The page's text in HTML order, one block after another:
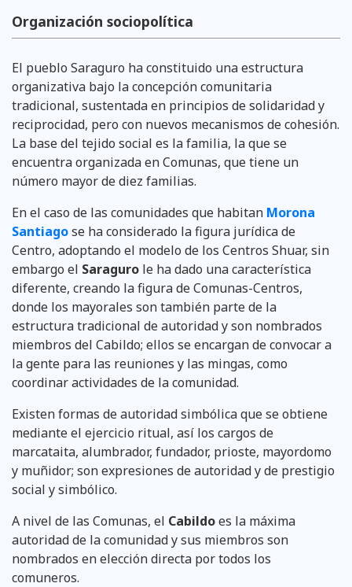
Organización sociopolítica
El pueblo Saraguro ha constituido una estructura
organizativa bajo la con­cepción comunitaria
tradicional, sustentada en principios de solidaridad y
reciprocidad, pero con nuevos mecanismos de cohesión.
La base del teji­do social es la familia, la que se
encuentra organizada en Comunas, que tiene un
número mayor de diez familias.
En el caso de las comunidades que habitan Morona
Santiagose ha consi­derado la figura jurídica de
Centro, adoptando el modelo de los Centros Shuar, sin
embargo el Saraguro le ha dado una característica
diferente, creando la figura de Comunas-Centros,
donde los mayorales son también parte de la
estructura tradicional de autoridad y son nombrados
miem­bros del Cabildo; ellos se encargan de convocar a
la gente para las reu­niones y las mingas, como
coordinar actividades de la comunidad.
Existen formas de autoridad simbólica que se obtiene
mediante el ejercicio ritual, así los cargos de
marcataita, alumbrador, fundador, prioste, mayordomo
y muñidor; son expresiones de auto­ridad y de prestigio
social y simbólico.
A nivel de las Comunas, el Cabildoes la máxima
autoridad de la comunidad y sus miembros son
nombrados en elección directa por todos los
comuneros.